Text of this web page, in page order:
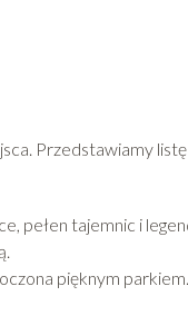
Przedstawiamy
pełen tajemnic i
pięknym